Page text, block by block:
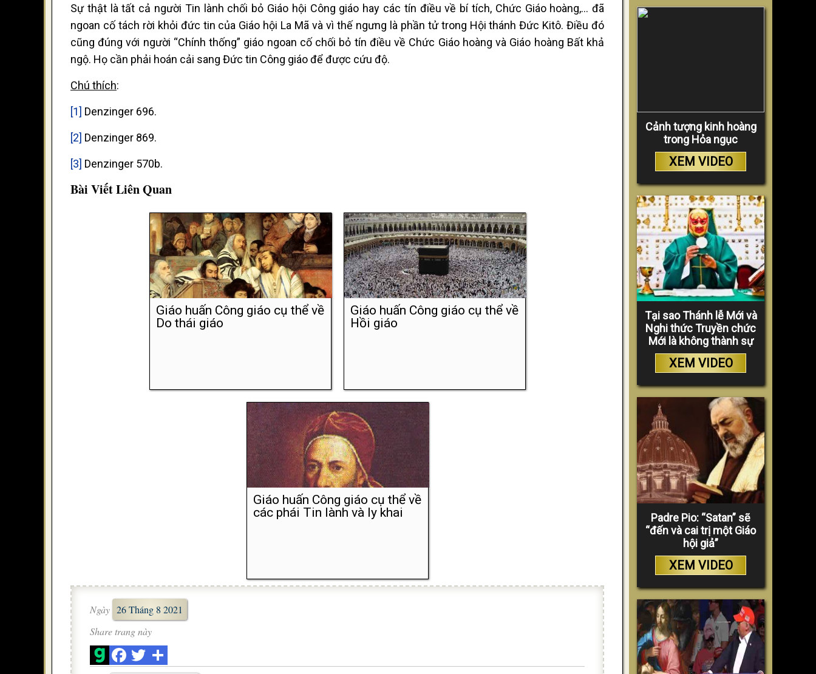
Sự thật là tất cả người Tin lành chối bỏ Giáo hội Công giáo hay các tín điều về bí tích, Chức Giáo hoàng,… đã
ngoan cố tách rời khỏi đức tin của Giáo hội La Mã và vì thế ngưng là phần tử trong Hội thánh Đức Kitô. Điều đó
cũng đúng với người “Chính thống” giáo ngoan cố chối bỏ tín điều về Chức Giáo hoàng và Giáo hoàng Bất khả
ngộ. Họ cần phải hoán cải sang Đức tin Công giáo để được cứu độ.
Chú thích:
[1] Denzinger 696.
[2] Denzinger 869.
[3] Denzinger 570b.
Bài Viết Liên Quan
Giáo huấn Công giáo cụ thể về
Do thái giáo
Giáo huấn Công giáo cụ thể về
Hồi giáo
Giáo huấn Công giáo cụ thể về
các phái Tin lành và ly khai
Ngày 26 Tháng 8 2021
Share trang này
Cảnh tượng kinh hoàng
trong Hỏa ngục
XEM VIDEO
Tại sao Thánh lễ Mới và
Nghi thức Truyền chức
Mới là không thành sự
XEM VIDEO
Padre Pio: “Satan” sẽ
“đến và cai trị một Giáo
hội giả”
XEM VIDEO